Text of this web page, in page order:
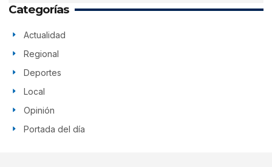
Categorías
Actualidad
Regional
Deportes
Local
Opinión
Portada del día